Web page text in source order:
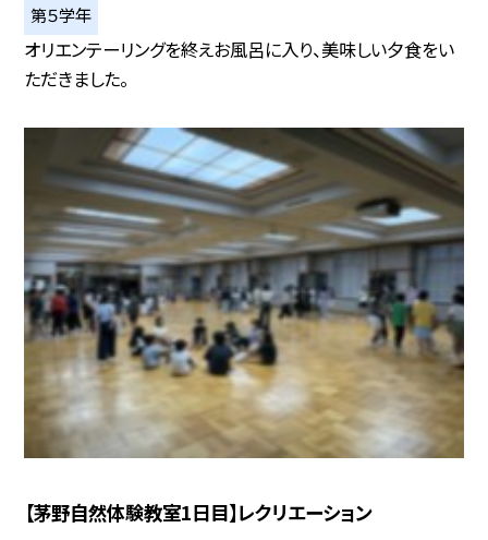
第５学年
オリエンテーリングを終えお風呂に入り、美味しい夕食をい
ただきました。
【茅野自然体験教室1日目】レクリエーション